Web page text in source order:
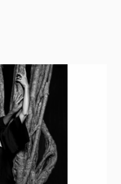
科学省国費留学生採択
主催銀茶会の茶席グラ
藝大美術館での展示
Large Canopyの
物館の構造リードデザイ
et BOUAYAD Atelier
スマイリ）